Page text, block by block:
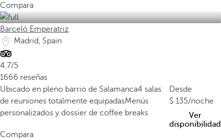
Compara
Barceló Emperatriz
Madrid, Spain
4.7/5
1666 reseñas
Ubicado en pleno barrio de Salamanca4 salas
de reuniones totalmente equipadasMenús
personalizados y dossier de coffee breaks
Desde
135/noche
Ver
disponibilidad
Compara